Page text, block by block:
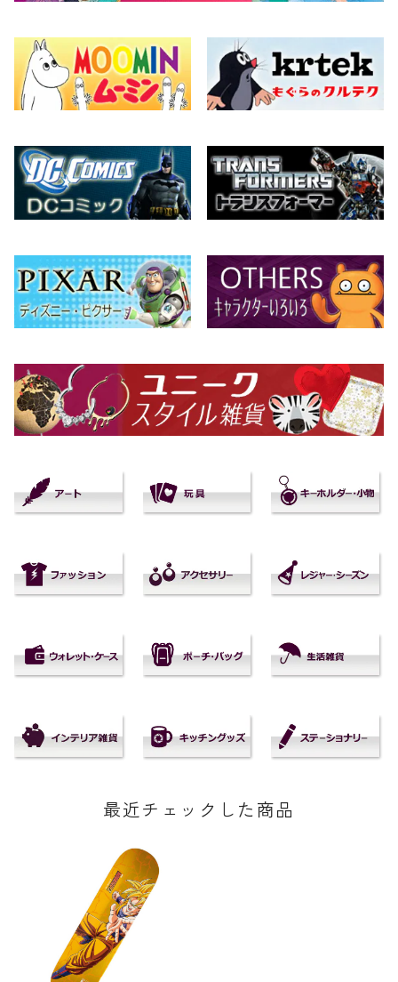
最近チェックした商品